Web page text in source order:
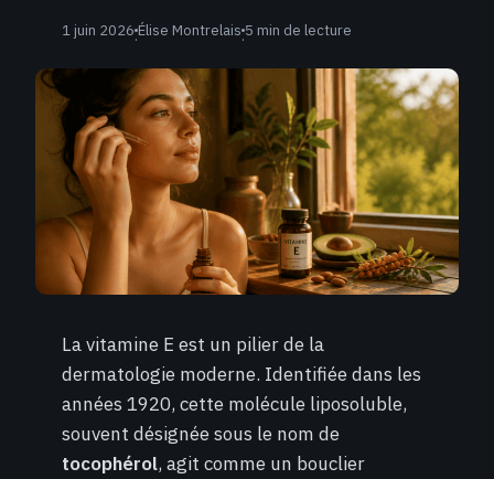
1 juin 2026·Élise Montrelais·5 min de lecture
La vitamine E est un pilier de la
dermatologie moderne. Identifiée dans les
années 1920, cette molécule liposoluble,
souvent désignée sous le nom de
tocophérol, agit comme un bouclier